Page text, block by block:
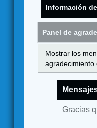
Información
Panel de
Mostrar los
agradecimiento
Gracias